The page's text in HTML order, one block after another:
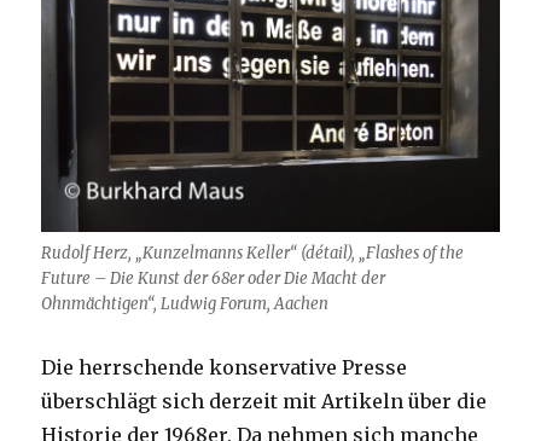
Rudolf Herz, „Kunzelmanns Keller“ (détail), „Flashes of the
Future – Die Kunst der 68er oder Die Macht der
Ohnmächtigen“, Ludwig Forum, Aachen
Die herrschende konservative Presse
überschlägt sich derzeit mit Artikeln über die
Historie der 1968er. Da nehmen sich manche